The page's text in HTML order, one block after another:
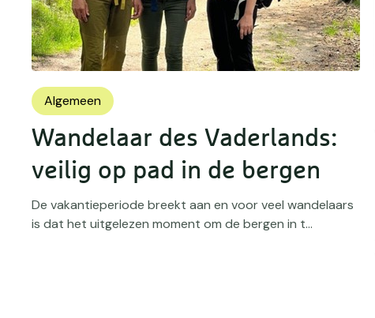
Algemeen
Wandelaar des Vaderlands:
veilig op pad in de bergen
De vakantieperiode breekt aan en voor veel wandelaars
is dat het uitgelezen moment om de bergen in t...